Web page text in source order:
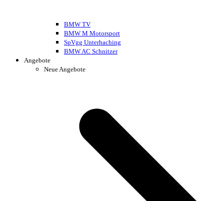
BMW TV
BMW M Motorsport
SpVgg Unterhaching
BMW AC Schnitzer
Angebote
Neue Angebote